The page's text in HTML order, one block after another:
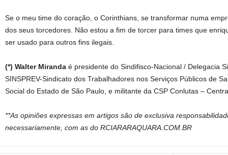
Se o meu time do coração, o Corinthians, se transformar numa
dos seus torcedores. Não estou a fim de torcer para times que
ser usado para outros fins ilegais.
(*) Walter Miranda é presidente do Sindifisco-Nacional / Delegacia
SINSPREV-Sindicato dos Trabalhadores nos Serviços Públicos de
Social do Estado de São Paulo, e militante da CSP Conlutas –
**As opiniões expressas em artigos são de exclusiva
necessariamente, com as do RCIARARAQUARA.COM.BR